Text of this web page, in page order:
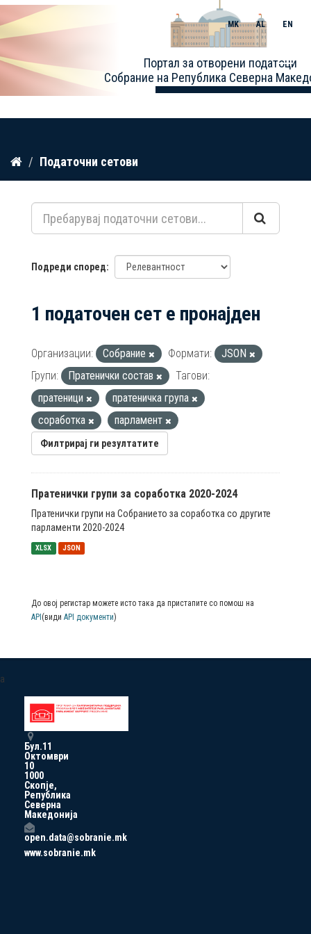
Прескокнете
содржина
Портал за отворени податоци
Собрание на Република Северна
MK AL EN
Toggle
Податочни сетови
Подреди според
1 податочен сет е пронајден
Организации: Собрание Формати:
JSON
Групи:
Пратенички состав
Тагови:
пратеници
пратеничка група
соработка
парламент
Филтрирај ги резултатите
Пратенички групи за соработка 2020-2024
Пратенички групи на Собранието за соработка со другите
парламенти 2020-2024
XLSX JSON
До овој регистар можете исто така да пристапите со помош на
API (види API документи)
a
Бул.11
Октомври
10
1000
Скопје,
Република
Северна
Македонија
open.data@sobranie.mk
www.sobranie.mk